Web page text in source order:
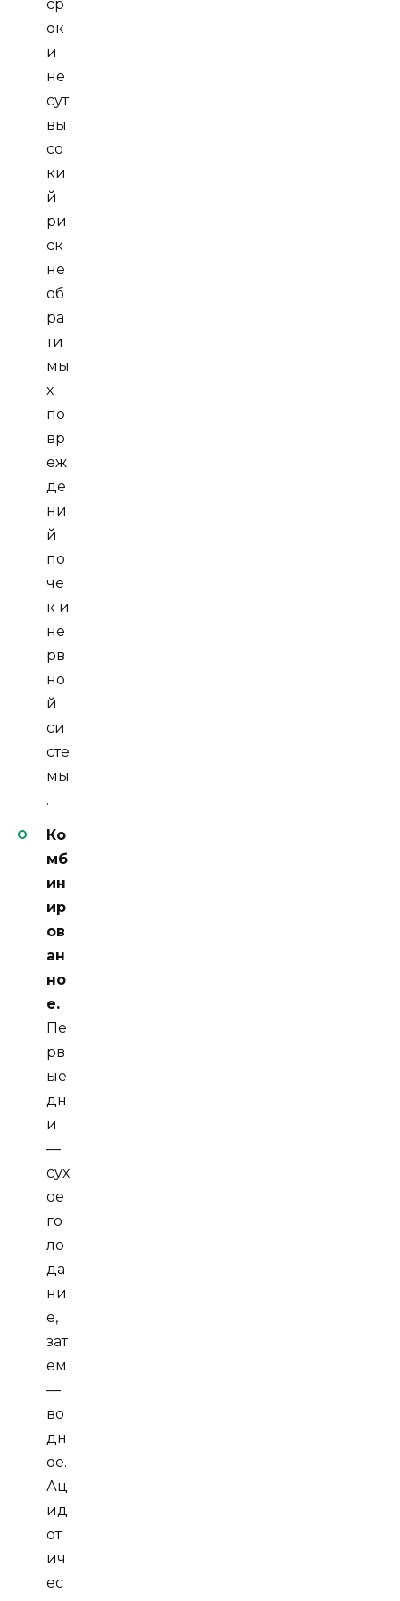
ср
ок
и
не
сут
вы
со
ки
й
ри
ск
не
об
ра
ти
мы
х
по
вр
еж
де
ни
й
по
че
к и
не
рв
но
й
си
сте
мы
.
Ко
мб
ин
ир
ов
ан
но
е.
Пе
рв
ые
дн
и
—
сух
ое
го
ло
да
ни
е,
зат
ем
—
во
дн
ое.
Ац
ид
от
ич
ес